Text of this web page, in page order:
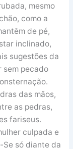
mesmo
como a
de pé,
inclinado,
sugestões da
sem pecado
das mãos,
as pedras,
fariseus.
culpada e
Se só diante da